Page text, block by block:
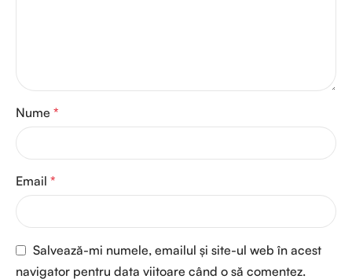
Nume *
Email *
Salvează-mi numele, emailul și site-ul web în acest
navigator pentru data viitoare când o să comentez.